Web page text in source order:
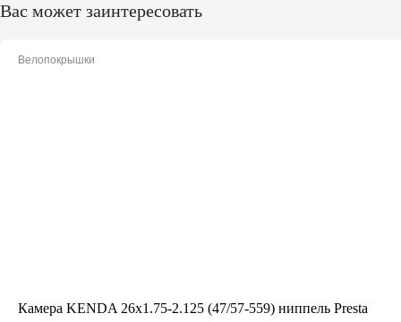
Вас может заинтересовать
Велопокрышки
Камера KENDA 26x1.75-2.125 (47/57-559) ниппель Presta